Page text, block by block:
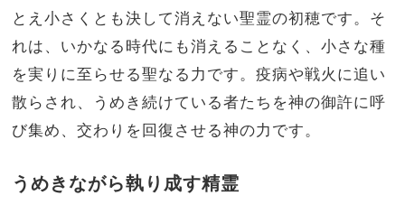
とえ小さくとも決して消えない聖霊の初穂です。そ
れは、いかなる時代にも消えることなく、小さな種
を実りに至らせる聖なる力です。疫病や戦火に追い
散らされ、うめき続けている者たちを神の御許に呼
び集め、交わりを回復させる神の力です。
うめきながら執り成す精霊